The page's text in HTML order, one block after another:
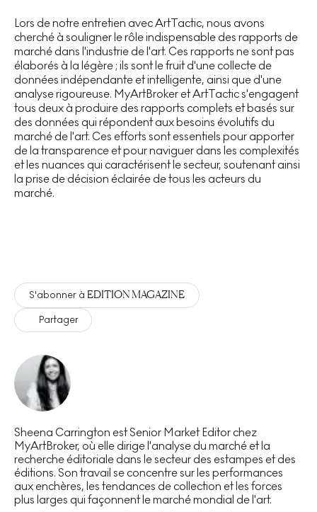
Lors de notre entretien avec ArtTactic, nous avons
cherché à souligner le rôle indispensable des rapports de
marché dans l'industrie de l'art. Ces rapports ne sont pas
élaborés à la légère ; ils sont le fruit d'une collecte de
données indépendante et intelligente, ainsi que d'une
analyse rigoureuse. MyArtBroker et ArtTactic s'engagent
tous deux à produire des rapports complets et basés sur
des données qui répondent aux besoins évolutifs du
marché de l'art. Ces efforts sont essentiels pour apporter
de la transparence et pour naviguer dans les complexités
et les nuances qui caractérisent le secteur, soutenant ainsi
la prise de décision éclairée de tous les acteurs du
marché.
S'abonner à EDITION MAGAZINE
Partager
Sheena Carrington est Senior Market Editor chez
MyArtBroker, où elle dirige l'analyse du marché et la
recherche éditoriale dans le secteur des estampes et des
éditions. Son travail se concentre sur les performances
aux enchères, les tendances de collection et les forces
plus larges qui façonnent le marché mondial de l'art.